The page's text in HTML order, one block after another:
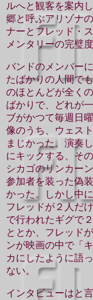
ルへと観客を案内
郷と呼ぶアリゾナ
ナーとフレッド・
メンタリーの完璧
バンドのメンバー
たばかりの人間で
のほとんどが全く
ばかりで、どれが
ブがかつて毎週日
像のうち、ウェス
まじかった。演奏
にキックする、そ
シカゴのリンカー
参加者を装った偽
かった。しかし中
フレッドが２人だ
で行われたギグで
ととか、フレッド
ンが映画の中で「
カにしたように語
ない。
インタビューはと